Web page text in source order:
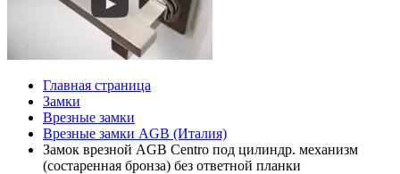
Главная страница
Замки
Врезные замки
Врезные замки AGB (Италия)
Замок врезной AGB Centro под цилиндр. механизм
(состаренная бронза) без ответной планки